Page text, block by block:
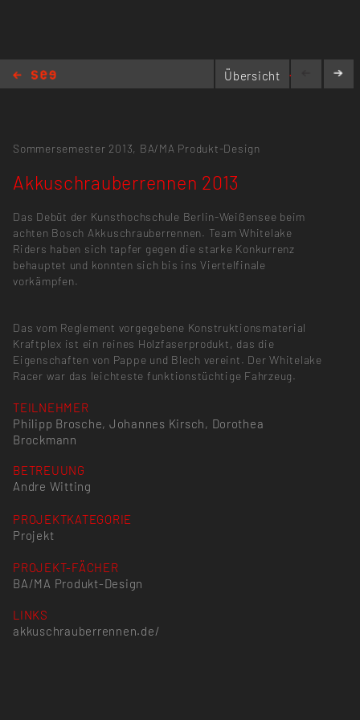
Übersicht
akkuschrauberrennen.de/
Sommersemester 2013, BA/MA Produkt-Design
Akkuschrauberrennen 2013
Das Debüt der Kunsthochschule Berlin-Weißensee beim
achten Bosch Akkuschrauberrennen. Team Whitelake
Riders haben sich tapfer gegen die starke Konkurrenz
behauptet und konnten sich bis ins Viertelfinale
vorkämpfen.
Das vom Reglement vorgegebene Konstruktionsmaterial
Kraftplex ist ein reines Holzfaserprodukt, das die
Eigenschaften von Pappe und Blech vereint. Der Whitelake
Racer war das leichteste funktionstüchtige Fahrzeug.
TEILNEHMER
Philipp Brosche, Johannes Kirsch, Dorothea
Brockmann
BETREUUNG
Andre Witting
PROJEKTKATEGORIE
Projekt
PROJEKT-FÄCHER
BA/MA Produkt-Design
LINKS
akkuschrauberrennen.de/